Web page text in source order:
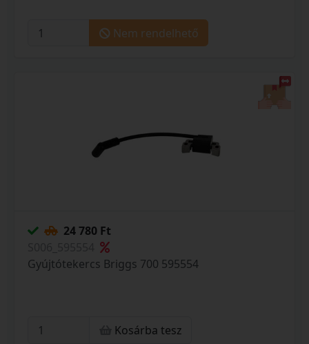
Nem rendelhető
24 780 Ft
Gyújtótekercs Briggs 700 595554
Kosárba tesz